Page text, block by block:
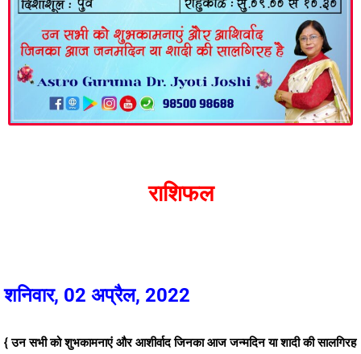
राशिफल
शनिवार, 02 अप्रैल, 2022
{ उन सभी को शुभकामनाएं और आशीर्वाद जिनका आज जन्मदिन या शादी की सालगिरह